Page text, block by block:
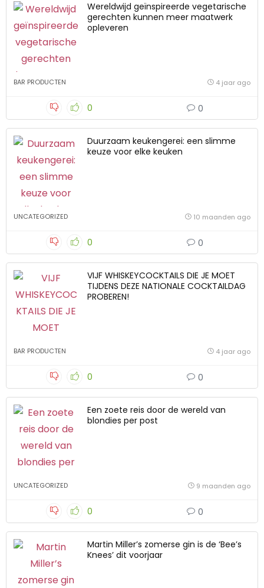
Wereldwijd geïnspireerde vegetarische
gerechten kunnen meer maatwerk
opleveren
BAR PRODUCTEN 4 jaar ago
0 0
Duurzaam keukengerei: een slimme
keuze voor elke keuken
UNCATEGORIZED 10 maanden ago
0 0
VIJF WHISKEYCOCKTAILS DIE JE MOET
TIJDENS DEZE NATIONALE COCKTAILDAG
PROBEREN!
BAR PRODUCTEN 4 jaar ago
0 0
Een zoete reis door de wereld van
blondies per post
UNCATEGORIZED 9 maanden ago
0 0
Martin Miller’s zomerse gin is de ‘Bee’s
Knees’ dit voorjaar